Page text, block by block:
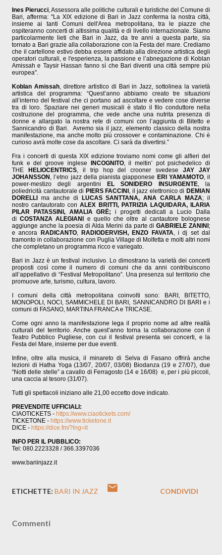
Ines Pierucci, Assessora alle politiche culturali e turistiche del Comune di
Bari, afferma: "La XIX edizione di Bari in Jazz conferma la nostra città,
insieme ai tanti Comuni dell'Area metropolitana, tra le piazze che
ospiteranno concerti di altissima qualità e di livello internazionale. Siamo
particolarmente lieti che Bari in Jazz, da tre anni a questa parte, sia
tornato a Bari grazie alla collaborazione con la Festa del mare. Crediamo
che il cartellone estivo debba essere affidato alla direzione artistica degli
operatori culturali, e l'esperienza, la passione e l’abnegazione di Koblan
Amissah e Taysir Hassan fanno sì che Bari diventi una città sempre più
europea".
Koblan Amissah, direttore artistico di Bari in Jazz, sottolinea la varietà
artistica del programma: “Quest’anno abbiamo creato tre situazioni
all’interno del festival che ci portano ad ascoltare e vedere cose diverse
tra di loro. Spaziare nei generi musicali è stato il filo conduttore nella
costruzione del programma, che vede anche una nutrita presenza di
donne e allargato la nostra rete di comuni con l’aggiunta di Bitetto e
Sannicandro di Bari. Avremo sia il jazz, elemento classico della nostra
manifestazione, ma anche molto più crossover e contaminazione. Chi è
curioso avrà molte cose da ascoltare. Ci sarà da divertirsi.”
Fra i concerti di questa XIX edizione troviamo nomi come gli alfieri del
funk e del groove inglese
INCOGNITO, il meltin’ pot psichedelico di
THE
HELIOCENTRICS, il trip hop del crooner svedese JAY JAY
JOHANSSON , l’etno jazz della pianista giapponese ERI YAMAMOTO, il
power-mestizo degli argentini
EL SONIDERO INSURGENTE, la
poliedricità cantautorale di PIERS FACCINI , il jazz elettronico di DEMIAN
DORELLI
ma anche di LUCAS SANTTANA, ANA CARLA MAZA; il
nostro cantautorato conALEX BRITTI, PATRIZIA LAQUIDARA, ILARIA
PILAR PATASSINI, AMALIA GRÈ; i progetti dedicati a Lucio Dalla
diCOSTANZA ALEGIANI
e quello che oltre al cantautore bolognese
aggiunge anche la poesia di Alda Merini da parte diGABRIELE ZANINI ;
e ancora
RADICANTO, RADIODERVISH, ENZO FAVATA, i dj set dal
tramonto in collaborazione con Puglia Village di Molfetta e molti altri nomi
che completano un programma ricco e variegato.
Bari in Jazz è un festival inclusivo. Lo dimostrano la varietà dei concerti
proposti così come il numero di comuni che da anni contribuiscono
all’appellativo di “Festival Metropolitano”. Una presenza sul territorio che
promuove arte, turismo, cultura, lavoro.
I comuni della città metropolitana coinvolti sono: BARI, BITETTO,
MONOPOLI, NOCI, SAMMICHELE DI BARI, SANNICANDRO DI BARI e i
comuni di FASANO, MARTINA FRANCA e TRICASE.
Come ogni anno la manifestazione lega il proprio nome ad altre realtà
culturali del territorio. Anche quest’anno torna la collaborazione con il
Teatro Pubblico Pugliese, con cui il festival presenta sei concerti, e la
Festa del Mare, insieme per due eventi.
Infine, oltre alla musica, il minareto di Selva di Fasano offrirà anche
lezioni di Hatha Yoga (13/07, 20/07, 03/08) Biodanza (19 e 27/07), due
“Notti delle stelle” a cavallo di Ferragosto (14 e 16/08) e, per i più piccoli,
una caccia al tesoro (31/07).
Tutti gli spettacoli iniziano alle 21,00 eccetto dove indicato.
PREVENDITE UFFICIALI:
CIAOTICKETS - https://www.ciaotickets.com/
TICKETONE - https://www.ticketone.it
DICE - https://dice.fm/?lng=it
INFO PER IL PUBBLICO:
Tel: 080.2223328 / 366.3397036
www.bariinjazz.it
ETICHETTE: BARI IN JAZZ CONDIVIDI
Commenti